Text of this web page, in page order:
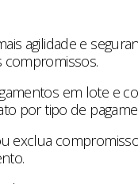
agilidade e
compromissos.
em lote e
por tipo de
exclua